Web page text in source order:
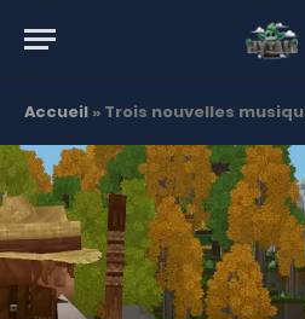
Accueil » Trois nouvelles